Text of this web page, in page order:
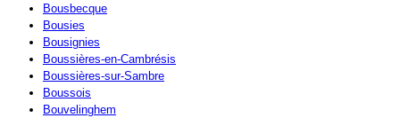
Bousbecque
Bousies
Bousignies
Boussières-en-Cambrésis
Boussières-sur-Sambre
Boussois
Bouvelinghem